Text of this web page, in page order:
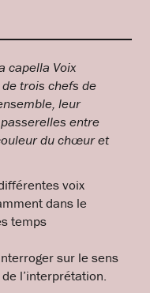
capella Voix
trois chefs de
leur
entre
du chœur et
voix
dans le
temps
sur le sens
l’interprétation.